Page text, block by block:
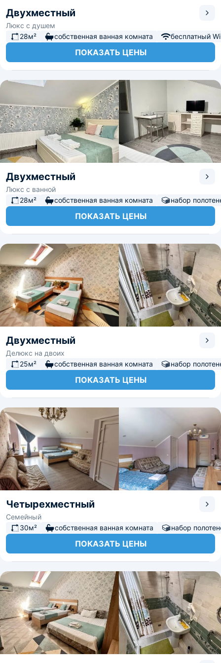
Двухместный
Люкс с душем
28м²
собственная ванная комната бесплатный
ПОКАЗАТЬ ЦЕНЫ
Двухместный
Люкс с ванной
28м²
собственная ванная комната набор
ПОКАЗАТЬ ЦЕНЫ
Двухместный
Делюкс на двоих
25м²
собственная ванная комната набор
ПОКАЗАТЬ ЦЕНЫ
Четырехместный
Семейный
30м²
собственная ванная комната набор
ПОКАЗАТЬ ЦЕНЫ